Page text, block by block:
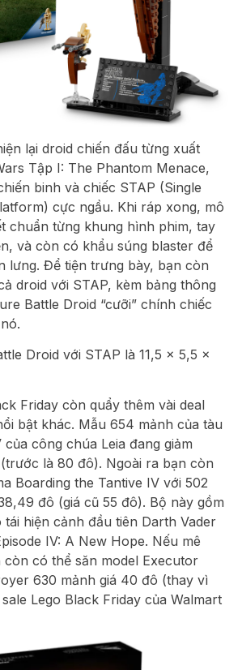
lại droid chiến đấu từng xuất
Tập I: The Phantom Menace,
binh và chiếc STAP (Single
cực ngầu. Khi ráp xong, mô
chuẩn từng khung hình phim, tay
và còn có khẩu súng blaster để
lưng. Để tiện trưng bày, bạn còn
droid với STAP, kèm bảng thông
Battle Droid “cưỡi” chính chiếc
Droid với STAP là 11,5 x 5,5 x
Friday còn quẩy thêm vài deal
bật khác. Mẫu 654 mảnh của tàu
của công chúa Leia đang giảm
là 80 đô). Ngoài ra bạn còn
Boarding the Tantive IV với 502
đô (giá cũ 55 đô). Bộ này gồm
tái hiện cảnh đầu tiên Darth Vader
IV: A New Hope. Nếu mê
còn có thể săn model Executor
630 mảnh giá 40 đô (thay vì
Lego Black Friday của Walmart